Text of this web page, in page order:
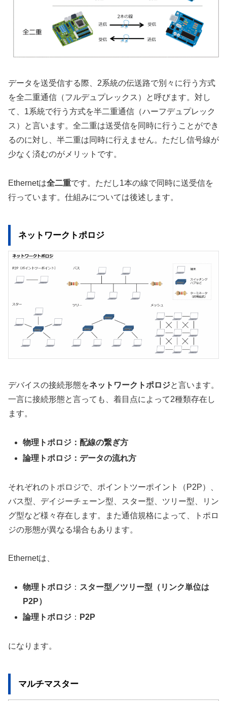
データを送受信する際、2系統の伝送路で別々に行う方式
を全二重通信（フルデュプレックス）と呼びます。対し
て、1系統で行う方式を半二重通信（ハーフデュプレック
ス）と言います。全二重は送受信を同時に行うことができ
るのに対し、半二重は同時に行えません。ただし信号線が
少なく済むのがメリットです。
Ethernetは全二重です。ただし1本の線で同時に送受信を
行っています。仕組みについては後述します。
ネットワークトポロジ
デバイスの接続形態をネットワークトポロジと言います。
一言に接続形態と言っても、着目点によって2種類存在し
ます。
物理トポロジ：配線の繋ぎ方
論理トポロジ：データの流れ方
それぞれのトポロジで、ポイントツーポイント（P2P）、
バス型、デイジーチェーン型、スター型、ツリー型、リン
グ型など様々存在します。また通信規格によって、トポロ
ジの形態が異なる場合もあります。
Ethernetは、
物理トポロジ ： スター型／ツリー型（リンク単位は
P2P）
論理トポロジ ： P2P
になります。
マルチマスター